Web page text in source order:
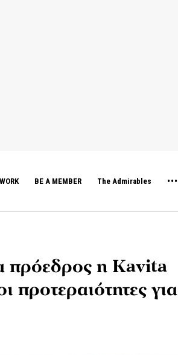
BE A MEMBER The Admirables
η Kavita
προτεραιότητες για